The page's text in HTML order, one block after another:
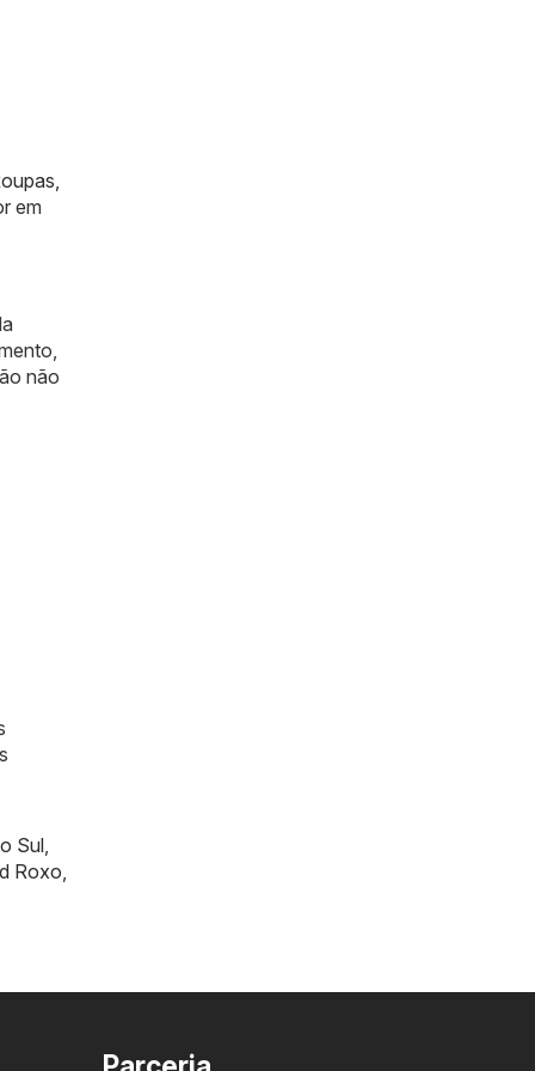
em
não
Sul,
Roxo,